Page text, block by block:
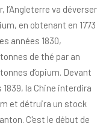
va déverser
en obtenant en 1773
années 1830,
de thé par an
d’opium. Devant
1839, la Chine interdira
et détruira un stock
C'est le début de